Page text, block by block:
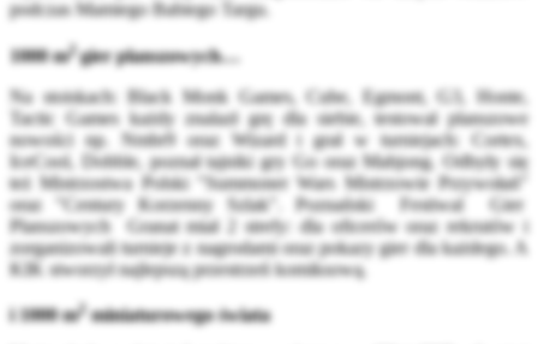
podczas Mamiego Babiego Targu.
1000 m2 gier planszowych…
Na stoiskach: Black Monk Games, Cube, Egmont, G3, Honte,
Tactic Games każdy znalazł grę dla siebie, testował planszowe
nowości np. Nmbr9 oraz Wizard i grał w turniejach: Cortex,
IceCool, Dobble, poznał tajniki gry Go oraz Mahjong. Odbyły się
też Mistrzostwa Polski "Summoner Wars Mistrzowie Przywołań"
oraz "Century Korzenny Szlak". Poznański Festiwal Gier
Planszowych Granat miał 2 strefy: dla oficerów oraz rekrutów i
zorganizowali turnieje z nagrodami oraz pokazy gier dla każdego. A
KIK stworzył najlepszą przestrzeń komiksową.
i 1000 m2 miniaturowego świata